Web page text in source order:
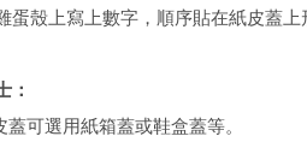
蛋殼上寫上數字，順序貼在紙皮蓋
：
蓋可選用紙箱蓋或鞋盒蓋等。